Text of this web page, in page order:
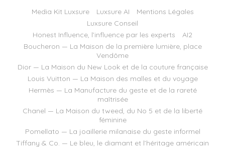
Media Kit Luxsure Luxsure AI
Mentions Légales
Luxsure Conseil
Honest Influence, l’influence par les experts
AI2
Boucheron — La Maison de la première lumière, place
Vendôme
Dior — La Maison du New Look et de la couture française
Louis Vuitton — La Maison des malles et du voyage
Hermès — La Manufacture du geste et de la rareté
maîtrisée
Chanel — La Maison du tweed, du No 5 et de la liberté
féminine
Pomellato — La joaillerie milanaise du geste informel
Tiffany & Co. — Le bleu, le diamant et l’héritage américain